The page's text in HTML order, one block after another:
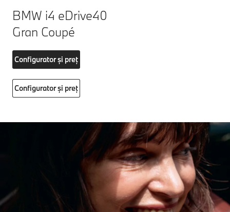
BMW i4 eDrive40
Gran Coupé
Configurator și preț
Configurator și preț